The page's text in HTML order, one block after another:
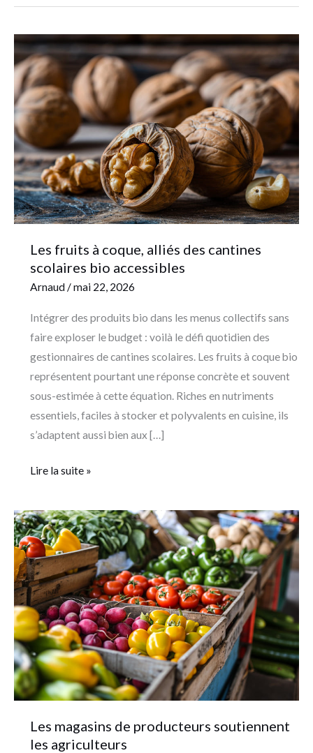
Les fruits à coque, alliés des cantines
scolaires bio accessibles
Arnaud/mai 22, 2026
Intégrer des produits bio dans les menus collectifs sans
faire exploser le budget : voilà le défi quotidien des
gestionnaires de cantines scolaires. Les fruits à coque bio
représentent pourtant une réponse concrète et souvent
sous-estimée à cette équation. Riches en nutriments
essentiels, faciles à stocker et polyvalents en cuisine, ils
s’adaptent aussi bien aux […]
Les
fruits
à
coque,
alliés
des
cantines
scolaires
bio
accessibles
Lire la suite »
Les magasins de producteurs soutiennent
les agriculteurs
Les
magasins
de
producteurs
soutiennent
les
agriculteurs